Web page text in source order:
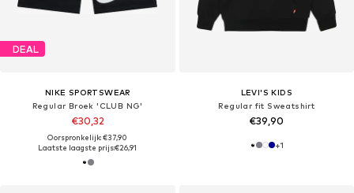
DEAL
NIKE SPORTSWEAR
Regular Broek 'CLUB NG'
€30,32
Oorspronkelijk: €37,90
Laatste laagste prijs:€26,91
LEVI'S KIDS
Regular fit Sweatshirt
€39,90
+1